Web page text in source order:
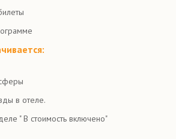
в отеле.
" В стоимость включено"